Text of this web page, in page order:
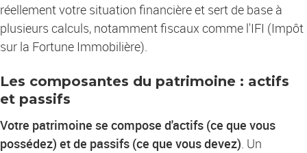
réellement votre situation financière et sert de base à
plusieurs calculs, notamment fiscaux comme l'IFI (Impôt
sur la Fortune Immobilière).
Les composantes du patrimoine : actifs
et passifs
Votre patrimoine se compose d'actifs (ce que vous
possédez) et de passifs (ce que vous devez). Un